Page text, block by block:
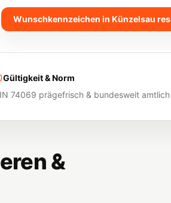
Wunschkennzeichen in Künzelsau
Gültigkeit & Norm
74069 prägefrisch & bundesweit
&